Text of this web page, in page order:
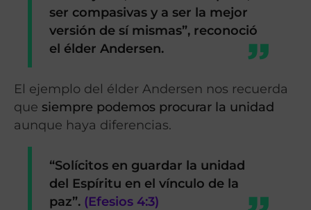
ser compasivas y a ser la mejor
versión de sí mismas”, reconoció
el élder Andersen.
El ejemplo del élder Andersen nos recuerda
que siempre podemos procurar la unidad
aunque haya diferencias.
“Solícitos en guardar la unidad
del Espíritu en el vínculo de la
paz”. (Efesios 4:3)